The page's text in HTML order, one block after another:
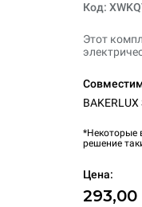
Код:
Этот
*Некоторые
решение
Цена: